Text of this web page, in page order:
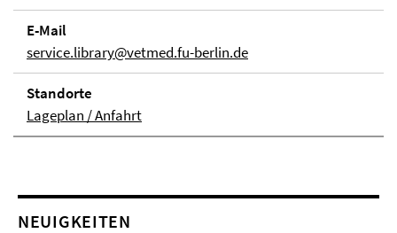
E-Mail
service.library@vetmed.fu-berlin.de
Stand­orte
Lageplan / Anfahrt
NEUIGKEITEN